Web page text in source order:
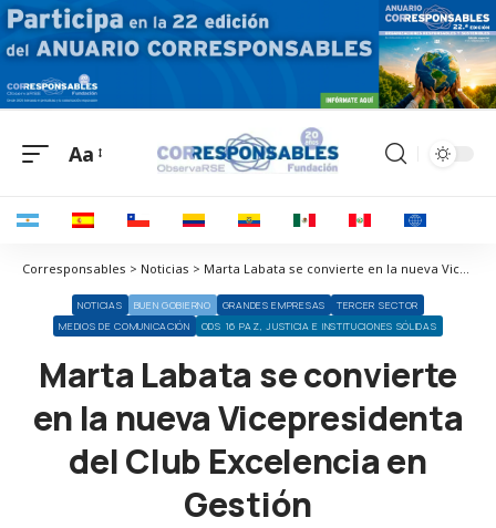
Aa
Corresponsables > Noticias > Marta Labata se convierte en la nueva Vicepresidenta del Club Excelencia en Gestión
NOTICIAS BUEN GOBIERNO GRANDES EMPRESAS
TERCER SECTOR
MEDIOS DE COMUNICACIÓN
ODS 16 PAZ, JUSTICIA E INSTITUCIONES SÓLIDAS
Marta Labata se convierte
en la nueva Vicepresidenta
del Club Excelencia en
Gestión